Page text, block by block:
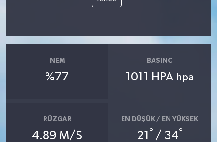
NEM
%77
BASINÇ
1011 HPA hpa
RÜZGAR
4.89 M/S
EN DÜŞÜK / EN YÜKSEK
21 ° / 34°